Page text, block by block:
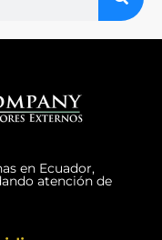
en Ecuador,
atención de